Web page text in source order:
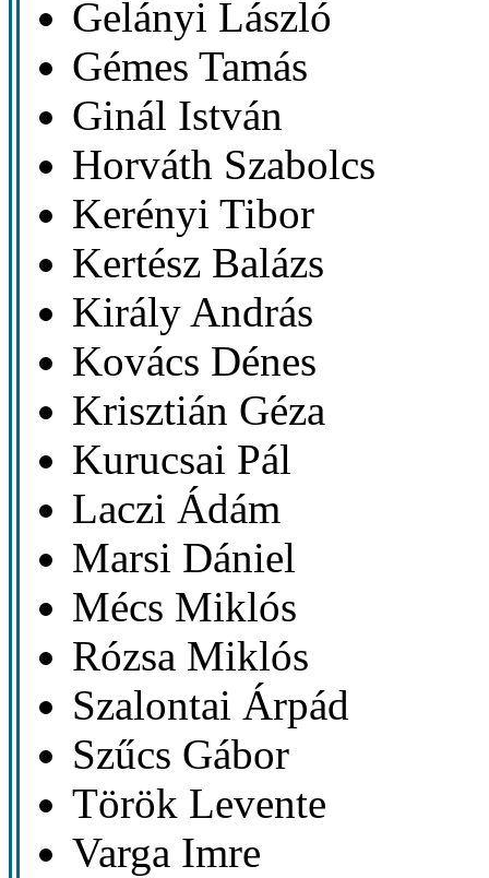
Gelányi László
Gémes Tamás
Ginál István
Horváth Szabolcs
Kerényi Tibor
Kertész Balázs
Király András
Kovács Dénes
Krisztián Géza
Kurucsai Pál
Laczi Ádám
Marsi Dániel
Mécs Miklós
Rózsa Miklós
Szalontai Árpád
Szűcs Gábor
Török Levente
Varga Imre